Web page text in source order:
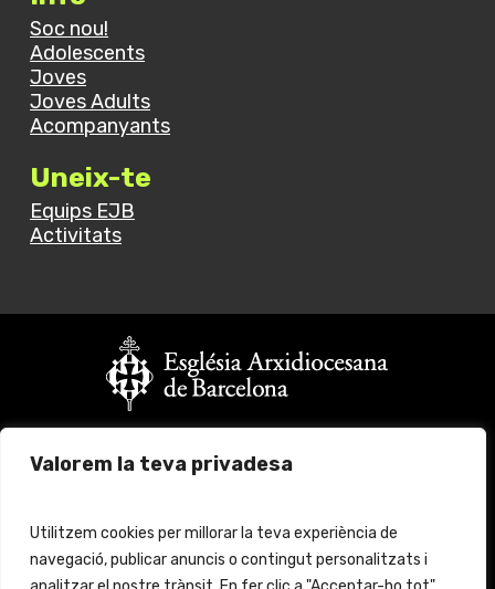
Valorem la teva privadesa
Utilitzem cookies per millorar la teva experiència de
navegació, publicar anuncis o contingut personalitzats i
Soc nou!
Adolescents
Joves
Joves Adults
Acompanyants
Uneix-te
Equips EJB
Activitats
Fes clickaquíper més informació
© 2024 Església Jove Barcelona. All rights reserved.
Avís legal Protecció de Dades